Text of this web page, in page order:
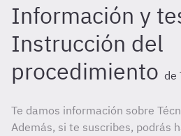
Información y
Instrucción del
procedimiento de
Te damos información sobre
Además, si te suscribes, podrás